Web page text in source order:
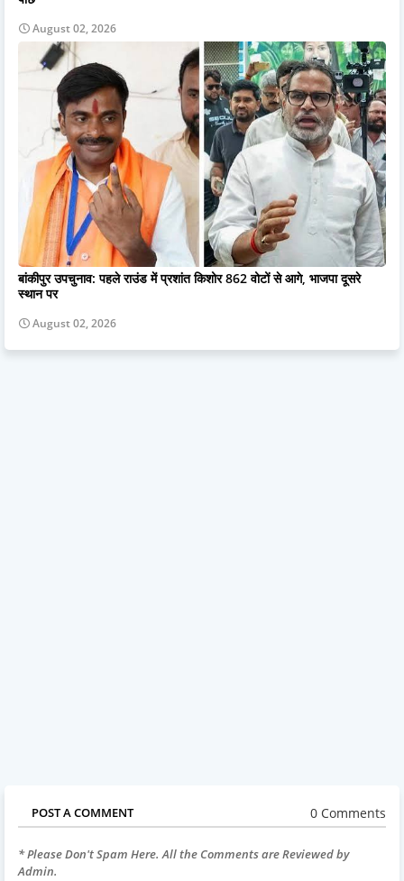
August 02, 2026
बांकीपुर उपचुनाव: पहले राउंड में प्रशांत किशोर 862 वोटों से आगे, भाजपा दूसरे
स्थान पर
August 02, 2026
POST A COMMENT 0 Comments
* Please Don't Spam Here. All the Comments are Reviewed by
Admin.